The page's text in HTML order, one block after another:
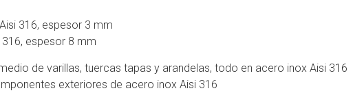
316, espesor 3 mm
espesor 8 mm
de varillas, tuercas tapas y arandelas, todo en acero inox Aisi 316
exteriores de acero inox Aisi 316